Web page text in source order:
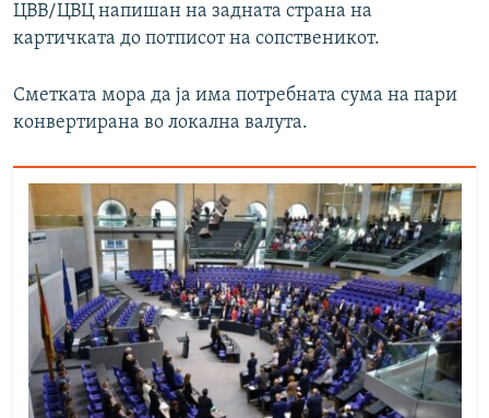
ЦВВ/ЦВЦ напишан на задната страна на
картичката до потписот на сопственикот.
Сметката мора да ја има потребната сума на пари
конвертирана во локална валута.